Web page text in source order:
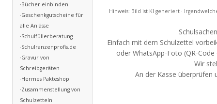
Hinweis: Bild ist KI generiert ·
Einfach mit dem Schulzettel
oder WhatsApp-Foto (QR-
Wir
An der Kasse überprüfen
·Bücher einbinden
·Geschenkgutscheine für
alle Anlässe
·Schulfüllerberatung
·Schulranzenprofis.de
·Gravur von
Schreibgeräten
·Hermes Pakteshop
·Zusammenstellung von
Schulzetteln